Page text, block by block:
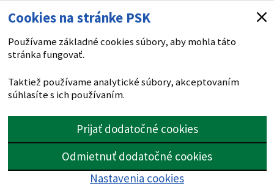
Cookies na stránke PSK
Používame základné cookies súbory, aby mohla táto
stránka fungovať.
Taktiež používame analytické súbory, akceptovaním
súhlasíte s ich používaním.
Prijať dodatočné cookies
Odmietnuť dodatočné cookies
Nastavenia cookies